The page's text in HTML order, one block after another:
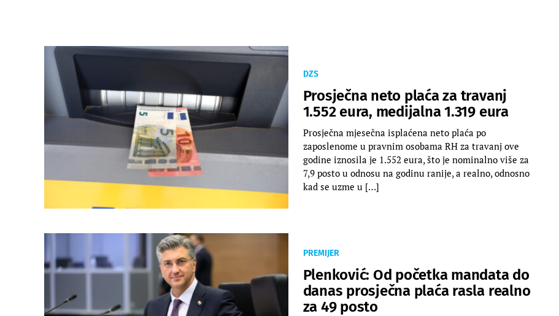
DZS
Prosječna neto plaća za travanj
1.552 eura, medijalna 1.319 eura
Prosječna mjesečna isplaćena neto plaća po
zaposlenome u pravnim osobama RH za travanj ove
godine iznosila je 1.552 eura, što je nominalno više za
7,9 posto u odnosu na godinu ranije, a realno, odnosno
kad se uzme u […]
PREMIJER
Plenković: Od početka mandata do
danas prosječna plaća rasla realno
za 49 posto